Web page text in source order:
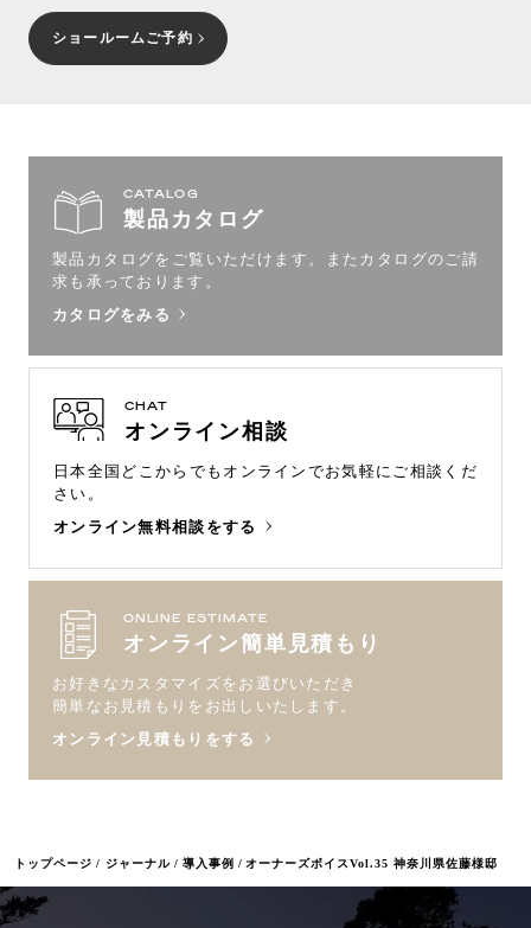
トップページ ジャーナル 導入事例 オーナーズボイスVol.35 神奈川県佐藤様邸
ショールームご予約
CATALOG
製品カタログ
製品カタログをご覧いただけます。
またカタログのご請
求も承っております。
カタログをみる
CHAT
オンライン相談
日本全国どこからでもオンラインでお気軽にご相談くだ
さい。
オンライン無料相談をする
ONLINE ESTIMATE
オンライン簡単見積もり
お好きなカスタマイズをお選びいただき
簡単なお見積もりをお出しいたします。
オンライン見積もりをする